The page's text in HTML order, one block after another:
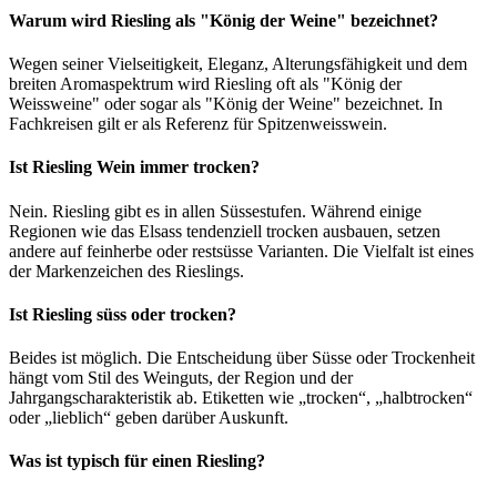
Warum wird Riesling als "König der Weine" bezeichnet?
Wegen seiner Vielseitigkeit, Eleganz, Alterungsfähigkeit und dem
breiten Aromaspektrum wird Riesling oft als "König der
Weissweine" oder sogar als "König der Weine" bezeichnet. In
Fachkreisen gilt er als Referenz für Spitzenweisswein.
Ist Riesling Wein immer trocken?
Nein. Riesling gibt es in allen Süssestufen. Während einige
Regionen wie das Elsass tendenziell trocken ausbauen, setzen
andere auf feinherbe oder restsüsse Varianten. Die Vielfalt ist eines
der Markenzeichen des Rieslings.
Ist Riesling süss oder trocken?
Beides ist möglich. Die Entscheidung über Süsse oder Trockenheit
hängt vom Stil des Weinguts, der Region und der
Jahrgangscharakteristik ab. Etiketten wie „trocken“, „halbtrocken“
oder „lieblich“ geben darüber Auskunft.
Was ist typisch für einen Riesling?